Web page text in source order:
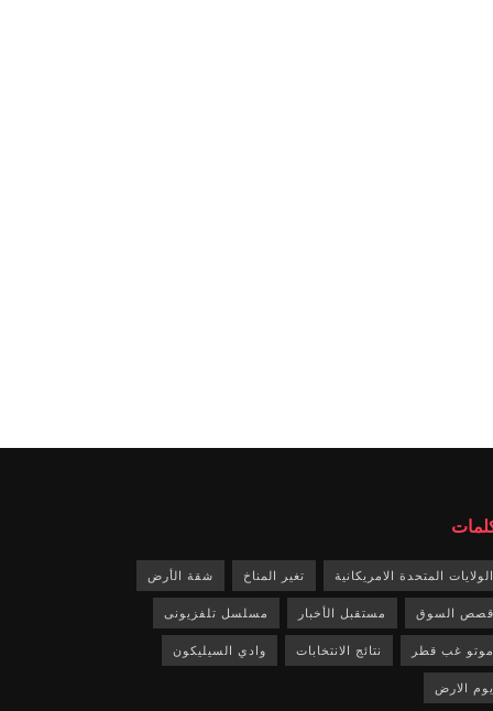
الولايات المتحدة الامريكانية تغير المناخ شقة الأرض
قصص السوق مستقبل الأخبار مسلسل تلفزيونى
موتو غب قطر نتائج الانتخابات وادي السيليكون
يوم الارض